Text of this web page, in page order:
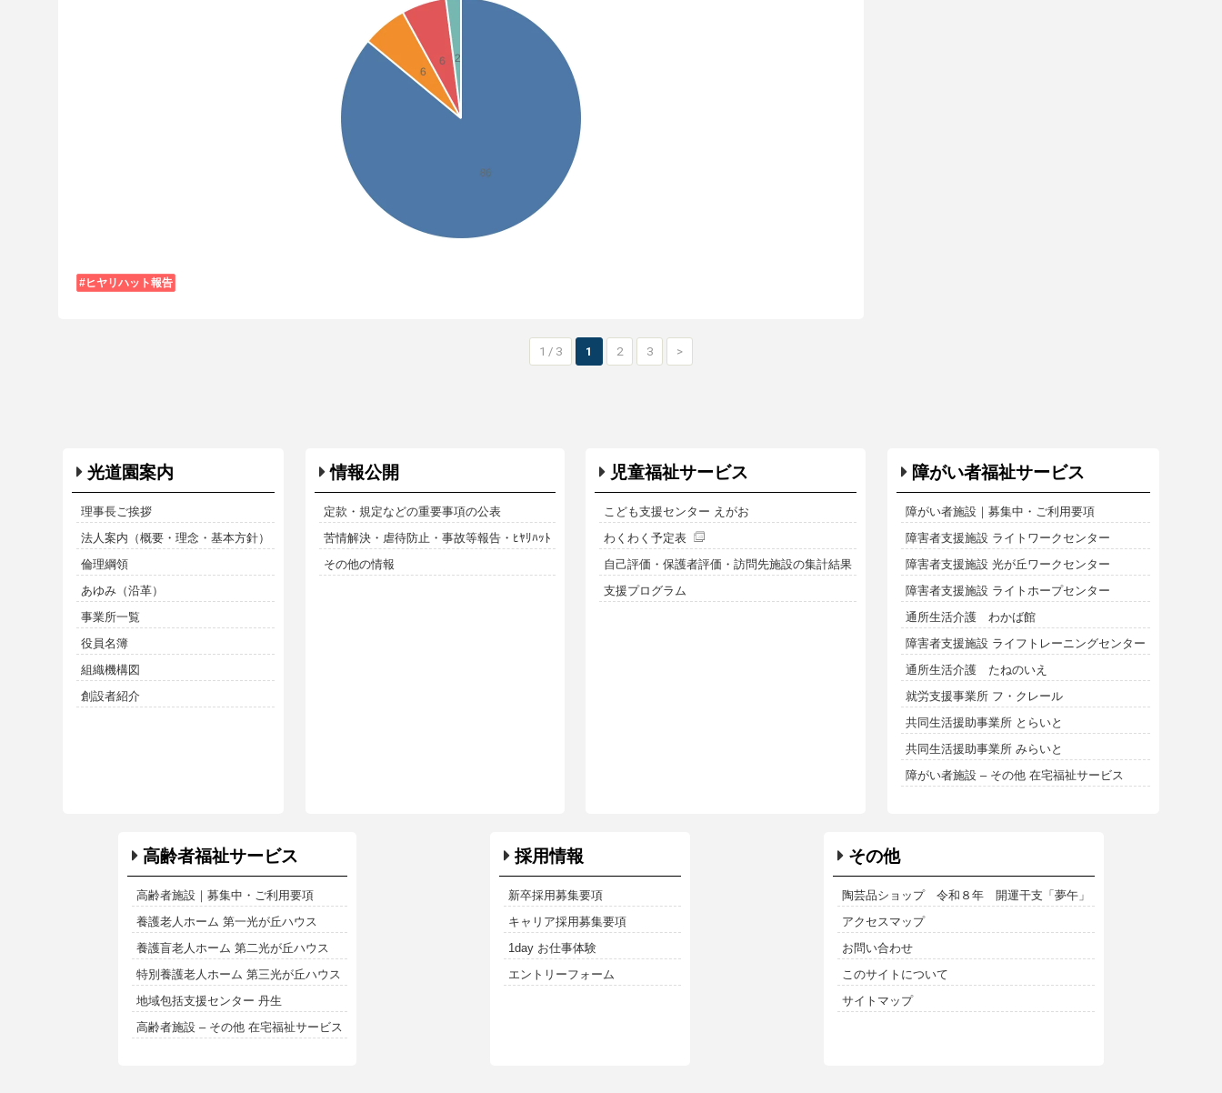
ヒヤリハット報告
1 / 3 1 2 3 >
光道園案内
理事長ご挨拶
法人案内（概要・理念・基本方針）
倫理綱領
あゆみ（沿革）
事業所一覧
役員名簿
組織機構図
創設者紹介
情報公開
定款・規定などの重要事項の公表
苦情解決・虐待防止・事故等報告・ﾋﾔﾘﾊｯﾄ
その他の情報
児童福祉サービス
こども支援センター えがお
わくわく予定表
自己評価・保護者評価・訪問先施設の集計結果
支援プログラム
障がい者福祉サービス
障がい者施設｜募集中・ご利用要項
障害者支援施設 ライトワークセンター
障害者支援施設 光が丘ワークセンター
障害者支援施設 ライトホープセンター
通所生活介護 わかば館
障害者支援施設 ライフトレーニングセンター
通所生活介護 たねのいえ
就労支援事業所 フ・クレール
共同生活援助事業所 とらいと
共同生活援助事業所 みらいと
障がい者施設 – その他 在宅福祉サービス
高齢者福祉サービス
高齢者施設｜募集中・ご利用要項
養護老人ホーム 第一光が丘ハウス
養護盲老人ホーム 第二光が丘ハウス
特別養護老人ホーム 第三光が丘ハウス
地域包括支援センター 丹生
高齢者施設 – その他 在宅福祉サービス
採用情報
新卒採用募集要項
キャリア採用募集要項
1day お仕事体験
エントリーフォーム
その他
陶芸品ショップ 令和８年 開運干支「夢午」
アクセスマップ
お問い合わせ
このサイトについて
サイトマップ